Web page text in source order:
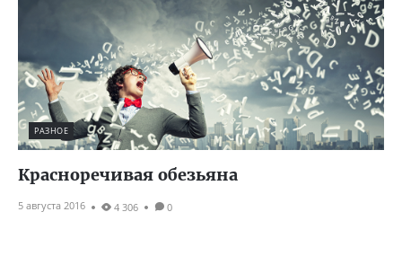
РАЗНОЕ
Красноречивая обезьяна
5 августа 2016 4 306 0